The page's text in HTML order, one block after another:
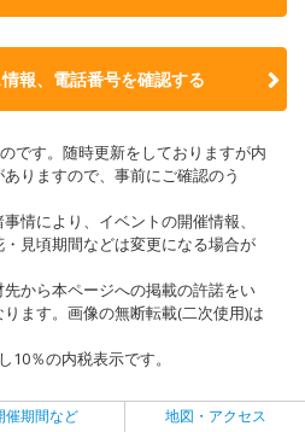
報、電話番号を確認する
です。随時更新をしておりますが内
りますので、事前にご確認のう
情により、イベントの開催情報、
見頃期間などは変更になる場合が
から本ページへの掲載の許諾をい
ます。画像の無断転載(二次使用)は
％の内税表示です。
催期間など 地図・アクセス